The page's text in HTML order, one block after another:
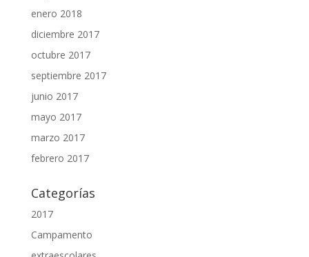
enero 2018
diciembre 2017
octubre 2017
septiembre 2017
junio 2017
mayo 2017
marzo 2017
febrero 2017
Categorías
2017
Campamento